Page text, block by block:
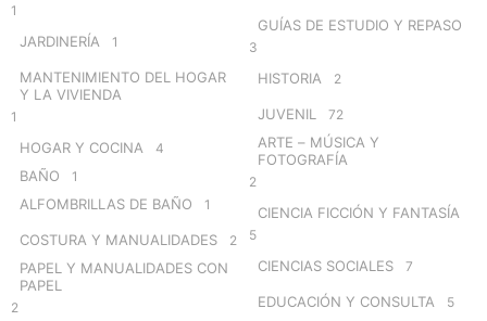
1
JARDINERÍA 1
MANTENIMIENTO DEL HOGAR
Y LA VIVIENDA
1
HOGAR Y COCINA 4
BAÑO 1
ALFOMBRILLAS DE BAÑO 1
COSTURA Y MANUALIDADES 2
PAPEL Y MANUALIDADES CON
PAPEL
2
GUÍAS DE ESTUDIO Y REPASO
3
HISTORIA 2
JUVENIL 72
ARTE – MÚSICA Y
FOTOGRAFÍA
2
CIENCIA FICCIÓN Y FANTASÍA
5
CIENCIAS SOCIALES 7
EDUCACIÓN Y CONSULTA 5